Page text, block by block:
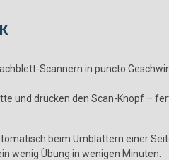
Scannern in puncto
und drücken den Scan-Knopf –
beim Umblättern einer
wenig Übung in wenigen Minuten.